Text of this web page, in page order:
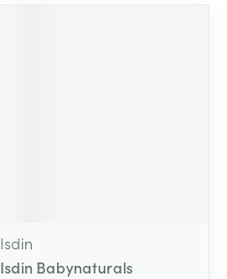
Isdin
Isdin Babynaturals